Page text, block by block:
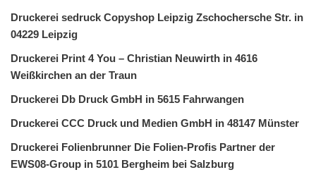
Druckerei sedruck Copyshop Leipzig Zschochersche Str. in
04229 Leipzig
Druckerei Print 4 You – Christian Neuwirth in 4616
Weißkirchen an der Traun
Druckerei Db Druck GmbH in 5615 Fahrwangen
Druckerei CCC Druck und Medien GmbH in 48147 Münster
Druckerei Folienbrunner Die Folien-Profis Partner der
EWS08-Group in 5101 Bergheim bei Salzburg